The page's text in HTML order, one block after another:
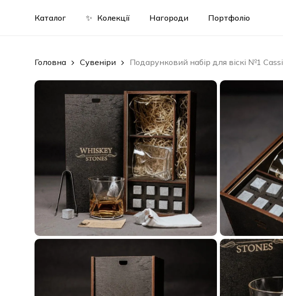
Каталог ✨ Колекції Нагороди Портфоліо
Головна Сувеніри Подарунковий набір для віскі №1 Cassi